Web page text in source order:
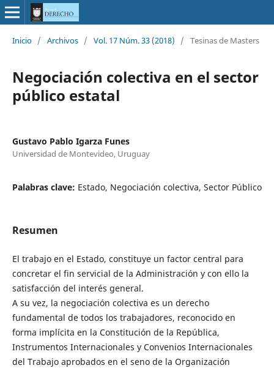
Inicio / Archivos / Vol. 17 Núm. 33 (2018) / Tesinas de Masters
Negociación colectiva en el sector
público estatal
Gustavo Pablo Igarza Funes
Universidad de Montevideo, Uruguay
Palabras clave: Estado, Negociación colectiva, Sector Público
Resumen
El trabajo en el Estado, constituye un factor central para
concretar el fin servicial de la Administración y con ello la
satisfacción del interés general.
A su vez, la negociación colectiva es un derecho
fundamental de todos los trabajadores, reconocido en
forma implícita en la Constitución de la República,
Instrumentos Internacionales y Convenios Internacionales
del Trabajo aprobados en el seno de la Organización